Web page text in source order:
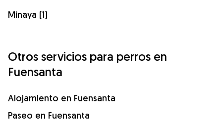
Minaya (1)
Otros servicios para perros en
Fuensanta
Alojamiento en Fuensanta
Paseo en Fuensanta